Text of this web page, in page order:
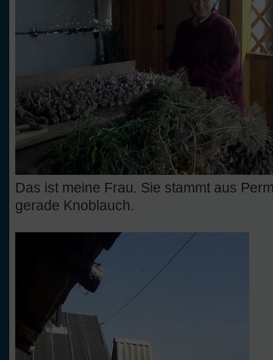
Das ist meine Frau. Sie stammt aus
gerade Knoblauch.